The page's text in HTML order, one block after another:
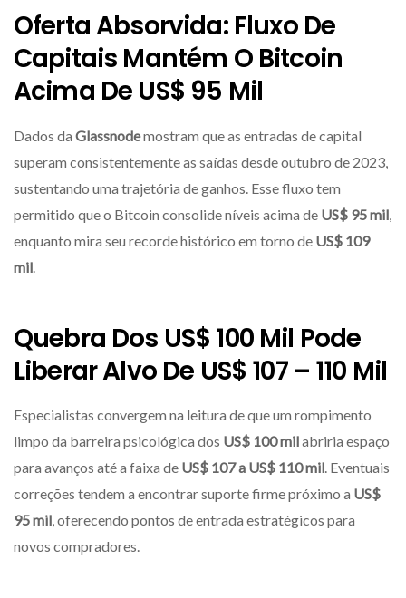
Oferta Absorvida: Fluxo De
Capitais Mantém O Bitcoin
Acima De US$ 95 Mil
Dados da Glassnodemostram que as entradas de capital
superam consistentemente as saídas desde outubro de 2023,
sustentando uma trajetória de ganhos. Esse fluxo tem
permitido que o Bitcoin consolide níveis acima de US$ 95 mil,
enquanto mira seu recorde histórico em torno de US$ 109
mil.
Quebra Dos US$ 100 Mil Pode
Liberar Alvo De US$ 107 – 110 Mil
Especialistas convergem na leitura de que um rompimento
limpo da barreira psicológica dos US$ 100 milabriria espaço
para avanços até a faixa de US$ 107 a US$ 110 mil. Eventuais
correções tendem a encontrar suporte firme próximo a US$
95 mil, oferecendo pontos de entrada estratégicos para
novos compradores.